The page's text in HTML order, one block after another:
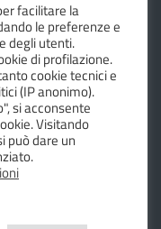
SUL
sul Crostolo
facilitare la
le preferenze e
degli utenti.
di profilazione.
cookie tecnici e
(IP anonimo).
si acconsente
Visitando
può dare un